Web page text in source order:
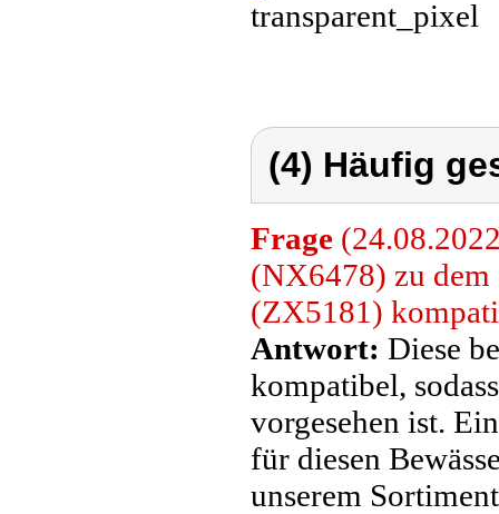
(4) Häufig
Frage
(NX6478) zu
(ZX5181)
Antwort: Diese
kompatibel,
vorgesehen ist.
für diesen
unserem